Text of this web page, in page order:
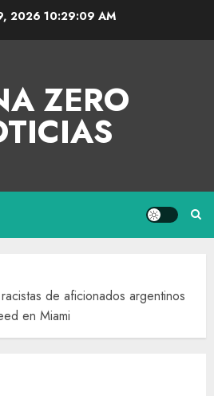
2026 10:29:09 AM
ZERO
de aficionados argentinos
en Miami